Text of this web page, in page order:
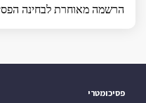
הרשמה מאוחרת לבחינה
פסיכומטרי